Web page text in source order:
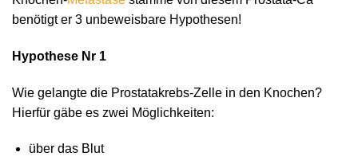
benötigt er 3 unbeweisbare Hypothesen!
Hypothese Nr 1
Wie gelangte die Prostatakrebs-Zelle in den Knochen?
Hierfür gäbe es zwei Möglichkeiten:
über das Blut